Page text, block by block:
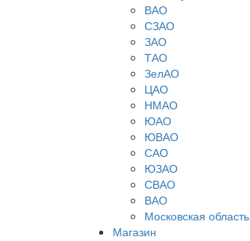
ВАО
СЗАО
ЗАО
ТАО
ЗелАО
ЦАО
НМАО
ЮАО
ЮВАО
САО
ЮЗАО
СВАО
ВАО
Московская область
Магазин